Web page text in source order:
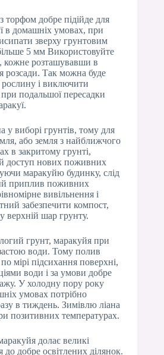
торфом добре підійде для
в домашніх умовах, при
зверху грунтовим
5 мм Використовуйте
кожне розташувавши в
розсади. Так можна буде
і виключити
подальшої пересадки
у виборі грунтів, тому для
або земля з найближчого
в закритому грунті,
доступ нових поживних
маракуйю будинку, слід
приплив поживних
вивільнення і
забезпечити компост,
верхній шар грунту.
грунт, маракуйя при
води. Тому полив
мірі підсихання поверхні,
води і за умови добре
У холодну пору року
умовах потрібно
в тиждень. Зимівлю ліана
позитивних температурах.
долає великі
до добре освітлених ділянок.